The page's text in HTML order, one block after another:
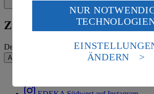
Zum Newsletter anmelden
Deine E-Mail-Adresse (Pflichtfeld)
Absenden
Wenn du auf „Aktivieren“ klickst, willigst
des Art. 49 Abs. 1 Satz 1 lit. a) DSGVO
Daten in den USA verarbeitet werden.
die USA als Land mit einem nach
Standards nicht angemessenen
Es besteht das Risiko eines Zugriffs durch
Informationen zum Herausgeber der
NUR
ÄNDERN